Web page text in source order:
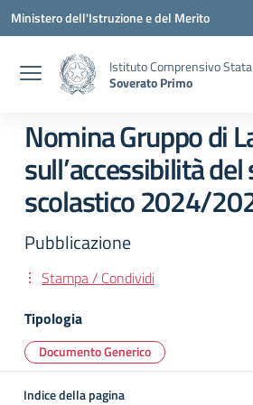
Vai ai contenuti
Vai al menu di navigazione
Vai al footer
Ministero dell'Istruzione e del Merito
Istituto Comprensivo
Soverato Primo
Nomina Gruppo di
sull’accessibilità
scolastico 2024/
Pubblicazione
Stampa / Condividi
Tipologia
Documento Generico
Indice della pagina